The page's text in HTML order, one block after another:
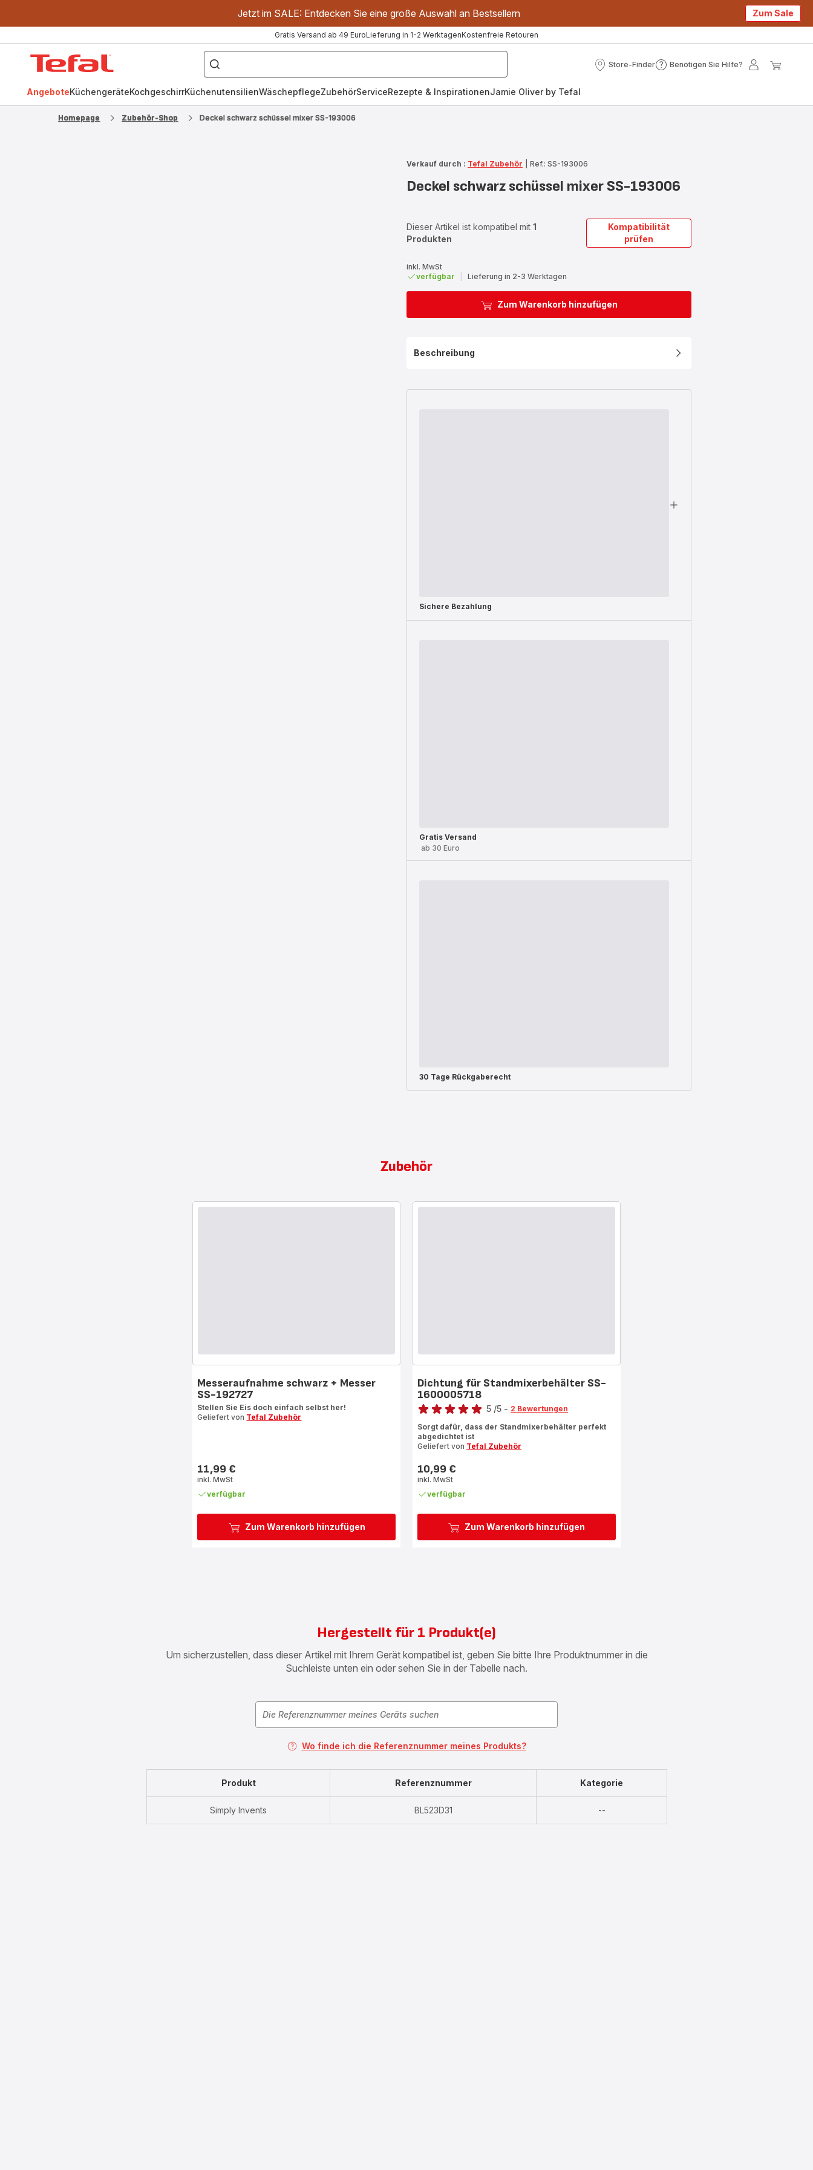
Jetzt im SALE: Entdecken Sie eine große Auswahl an Bestsellern Zum Sale
Gratis Versand ab 49 EuroLieferung in 1-2 WerktagenKostenfreie Retouren
["OptiGrill","Easy
Fry","Pfanne"]
Store-Finder
Store-
Benötigen Sie Hilfe?
Benötigen
Mein
AngeboteKüchengeräteKochgeschirrKüchenutensilienWäschepflegeZubehörServiceRezepte & InspirationenJamie Oliver by Tefal
Homepage Zubehör-Shop Deckel schwarz schüssel mixer SS-193006
Verkauf durch : Tefal Zubehör Ref.: SS-193006
Deckel schwarz schüssel mixer SS-193006
Dieser Artikel ist kompatibel mit 1
Produkten
Kompatibilität
prüfen
inkl. MwSt
verfügbar
Lieferung in 2-3 Werktagen
Zum Warenkorb hinzufügen
Beschreibung
Sichere Bezahlung
Gratis Versand
ab 30 Euro
30 Tage Rückgaberecht
Zubehör
Zum Warenkorb hinzufügen
Messeraufnahme schwarz + Messer
SS-192727
Stellen Sie Eis doch einfach selbst her!
Geliefert von Tefal Zubehör
Preis
11,99 €
inkl. MwSt
verfügbar
Zum Warenkorb hinzufügen
Dichtung für Standmixerbehälter SS-
1600005718
Bewertung
mit
5
(Durchschnitt)
5 /5 - 2 Bewertungen
Sorgt dafür, dass der Standmixerbehälter perfekt
abgedichtet ist
Geliefert von Tefal Zubehör
Preis
10,99 €
inkl. MwSt
verfügbar
Hergestellt für 1 Produkt(e)
Um sicherzustellen, dass dieser Artikel mit Ihrem Gerät kompatibel ist, geben Sie bitte Ihre Produktnummer in die
Suchleiste unten ein oder sehen Sie in der Tabelle nach.
Wo finde ich die Referenznummer meines Produkts?
Produkt Referenznummer Kategorie
Simply Invents BL523D31 --Nicht
verfügbar